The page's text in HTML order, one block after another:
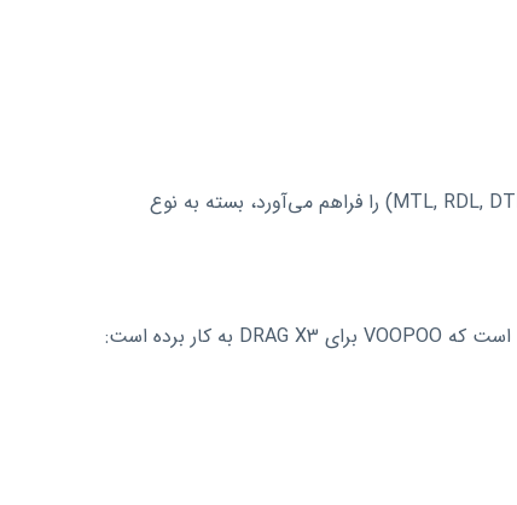
این بازه وسیع مقاومت امکان استفاده از کویل‌ها و استایل‌های ویپینگ متفاوت (MTL, RDL, DTL) را فراهم می‌آورد، بسته به نوع
است که VOOPOO برای DRAG X3 به کار برده است: